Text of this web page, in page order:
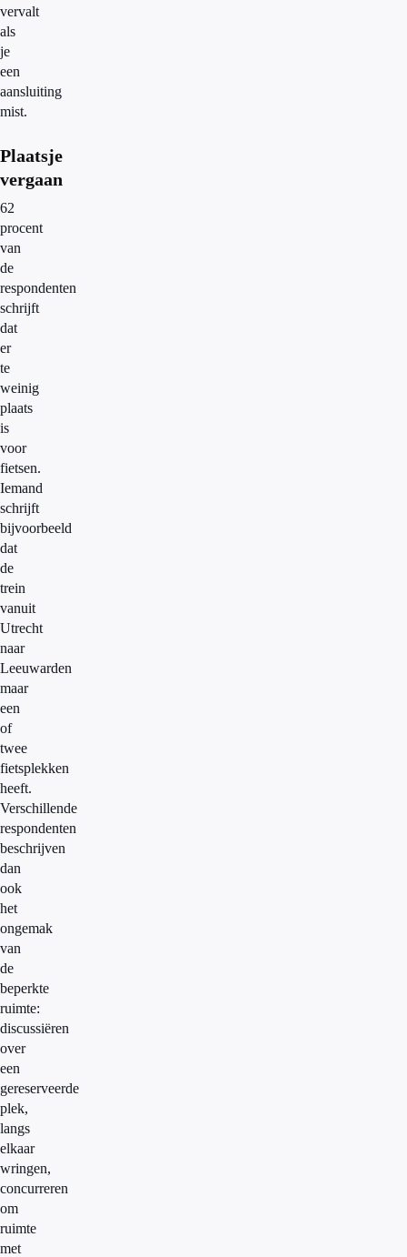
vervalt
als
je
een
aansluiting
mist.
Plaatsje
vergaan
62
procent
van
de
respondenten
schrijft
dat
er
te
weinig
plaats
is
voor
fietsen.
Iemand
schrijft
bijvoorbeeld
dat
de
trein
vanuit
Utrecht
naar
Leeuwarden
maar
een
of
twee
fietsplekken
heeft.
Verschillende
respondenten
beschrijven
dan
ook
het
ongemak
van
de
beperkte
ruimte:
discussiëren
over
een
gereserveerde
plek,
langs
elkaar
wringen,
concurreren
om
ruimte
met